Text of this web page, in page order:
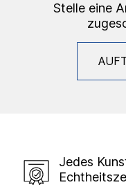
Stelle eine
Jedes